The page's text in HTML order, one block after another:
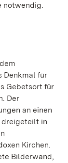
notwendig.
Denkmal für
Gebetsort für
Der
an einen
dreigeteilt in
Kirchen.
Bilderwand,